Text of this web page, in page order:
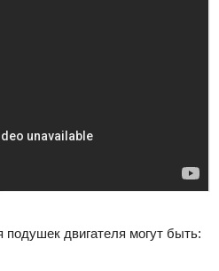
двигателя могут быть: